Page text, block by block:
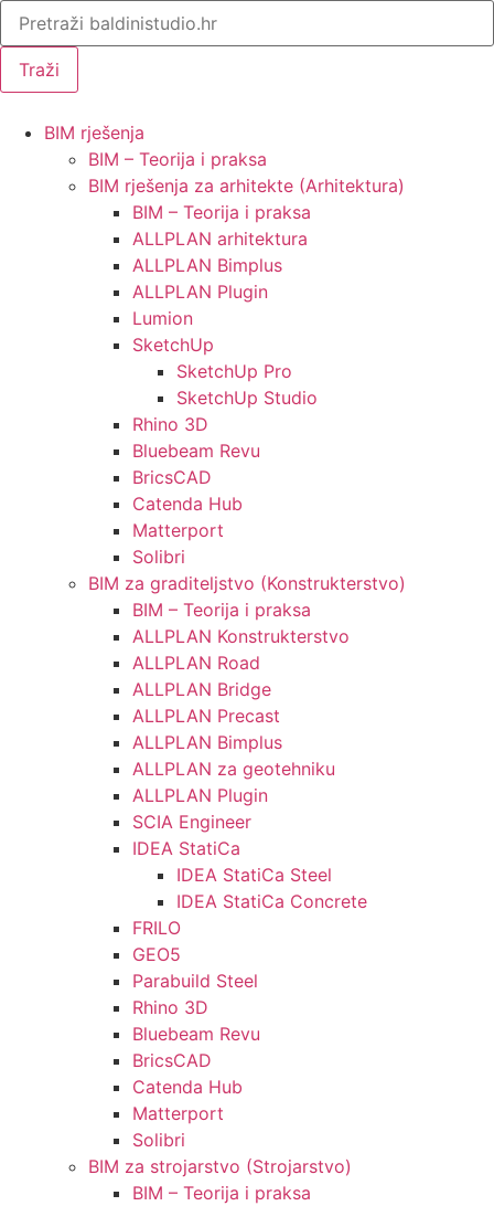
Traži
BIM rješenja
BIM – Teorija i praksa
BIM rješenja za arhitekte (Arhitektura)
BIM – Teorija i praksa
ALLPLAN arhitektura
ALLPLAN Bimplus
ALLPLAN Plugin
Lumion
SketchUp
SketchUp Pro
SketchUp Studio
Rhino 3D
Bluebeam Revu
BricsCAD
Catenda Hub
Matterport
Solibri
BIM za graditeljstvo (Konstrukterstvo)
BIM – Teorija i praksa
ALLPLAN Konstrukterstvo
ALLPLAN Road
ALLPLAN Bridge
ALLPLAN Precast
ALLPLAN Bimplus
ALLPLAN za geotehniku
ALLPLAN Plugin
SCIA Engineer
IDEA StatiCa
IDEA StatiCa Steel
IDEA StatiCa Concrete
FRILO
GEO5
Parabuild Steel
Rhino 3D
Bluebeam Revu
BricsCAD
Catenda Hub
Matterport
Solibri
BIM za strojarstvo (Strojarstvo)
BIM – Teorija i praksa